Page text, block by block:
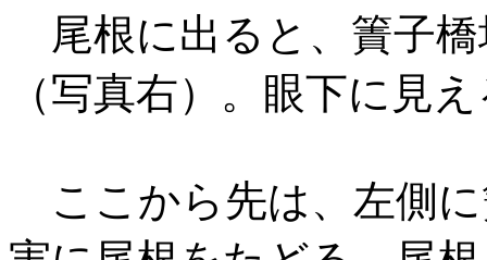
尾根に出ると、簀子
（写真右）。眼下に見
ここから先は、左側